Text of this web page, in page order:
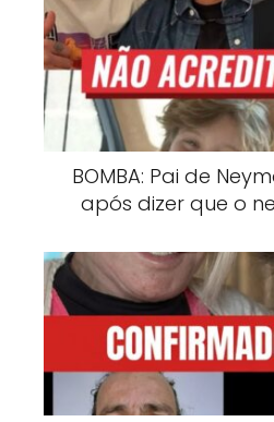
BOMBA: Pai de
após dizer que o